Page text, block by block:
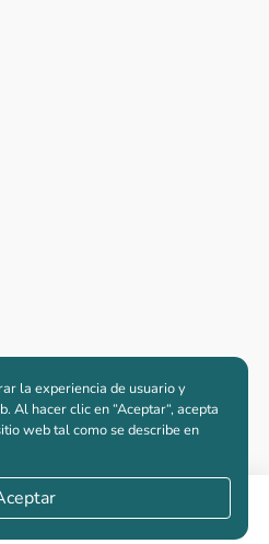
la experiencia de usuario y
Al hacer clic en “Aceptar“, acepta
web tal como se describe en